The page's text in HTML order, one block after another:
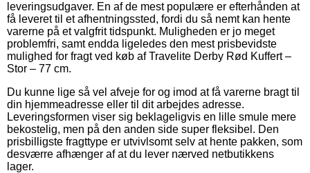
leveringsudgaver. En af de mest populære er efterhånden at
få leveret til et afhentningssted, fordi du så nemt kan hente
varerne på et valgfrit tidspunkt. Muligheden er jo meget
problemfri, samt endda ligeledes den mest prisbevidste
mulighed for fragt ved køb af Travelite Derby Rød Kuffert –
Stor – 77 cm.
Du kunne lige så vel afveje for og imod at få varerne bragt til
din hjemmeadresse eller til dit arbejdes adresse.
Leveringsformen viser sig beklageligvis en lille smule mere
bekostelig, men på den anden side super fleksibel. Den
prisbilligste fragttype er utvivlsomt selv at hente pakken, som
desværre afhænger af at du lever nærved netbutikkens
lager.